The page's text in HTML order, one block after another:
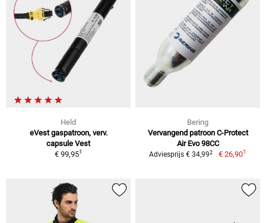
Held
eVest gaspatroon, verv.
capsule Vest
€ 99,951
Bering
Vervangend patroon C-Protect
Air Evo 98CC
Adviesprijs € 34,992 € 26,901